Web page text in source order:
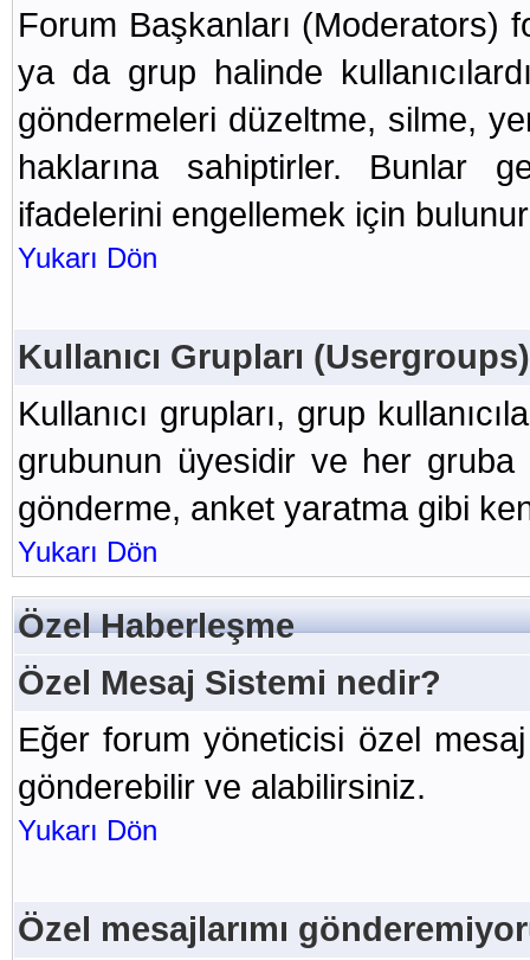
Forum Başkanları (Moderators)
ya da grup halinde
göndermeleri düzeltme, silme,
haklarına sahiptirler. Bunlar
ifadelerini engellemek için
Yukarı Dön
Kullanıcı Grupları
Kullanıcı grupları, grup
grubunun üyesidir ve her gruba
gönderme, anket yaratma gibi
Yukarı Dön
Özel Haberleşme
Özel Mesaj Sistemi nedir?
Eğer forum yöneticisi özel
gönderebilir ve alabilirsiniz.
Yukarı Dön
Özel mesajlarımı